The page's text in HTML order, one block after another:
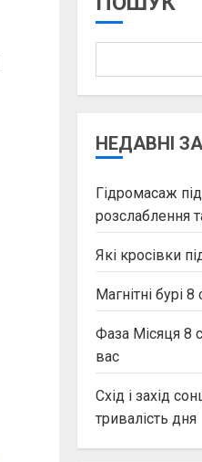
НЕДАВНІ
Гідромасаж
розслаблення
Які кросівки
Магнітні бурі
Фаза Місяця 8
вас
Схід і захід
тривалість дня